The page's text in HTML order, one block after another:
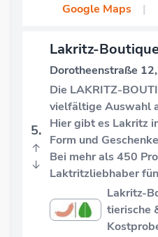
Google Maps
|
5.
↑
↓
Lakritz-
Dorotheenstraße
Die LAKRITZ-
vielfältige Auswahl
Hier gibt es Lakritz
Form und
Bei mehr als 450
Laktritzliebhaber
Lakritz-
tierische